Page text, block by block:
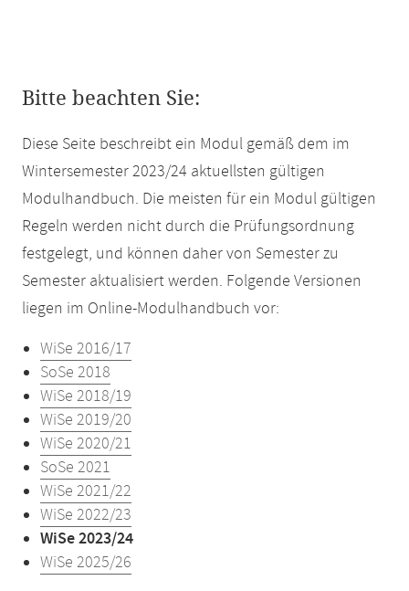
Bitte beachten Sie:
Diese Seite beschreibt ein Modul gemäß dem im
Wintersemester 2023/24 aktuellsten gültigen
Modulhandbuch. Die meisten für ein Modul gültigen
Regeln werden nicht durch die Prüfungsordnung
festgelegt, und können daher von Semester zu
Semester aktualisiert werden. Folgende Versionen
liegen im Online-Modulhandbuch vor:
WiSe 2016/17
SoSe 2018
WiSe 2018/19
WiSe 2019/20
WiSe 2020/21
SoSe 2021
WiSe 2021/22
WiSe 2022/23
WiSe 2023/24
WiSe 2025/26